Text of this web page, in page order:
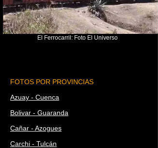
El Ferrocarril: Foto El Universo
FOTOS POR PROVINCIAS
Azuay - Cuenca
Bolivar - Guaranda
Cañar - Azogues
Carchi - Tulcán